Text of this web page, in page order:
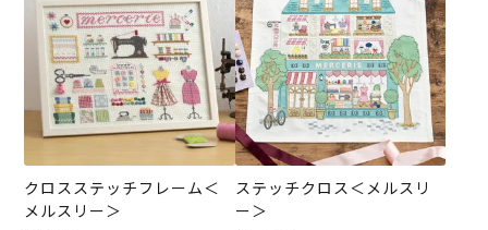
クロスステッチフレーム＜
メルスリー＞
ステッチクロス＜メルスリ
ー＞